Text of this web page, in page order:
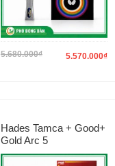
5.680.000₫ 5.570.000₫
Hades Tamca + Good+
Gold Arc 5